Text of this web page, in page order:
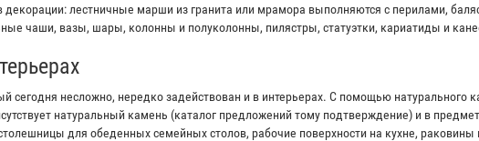
лестничные марши из гранита или мрамора выполняются с перилами,
чаши, вазы, шары, колонны и полуколонны, пилястры, статуэтки, кариатиды и
сегодня несложно, нередко задействован и в интерьерах. С помощью
натуральный камень (каталог предложений тому подтверждение) и в
для обеденных семейных столов, рабочие поверхности на кухне,